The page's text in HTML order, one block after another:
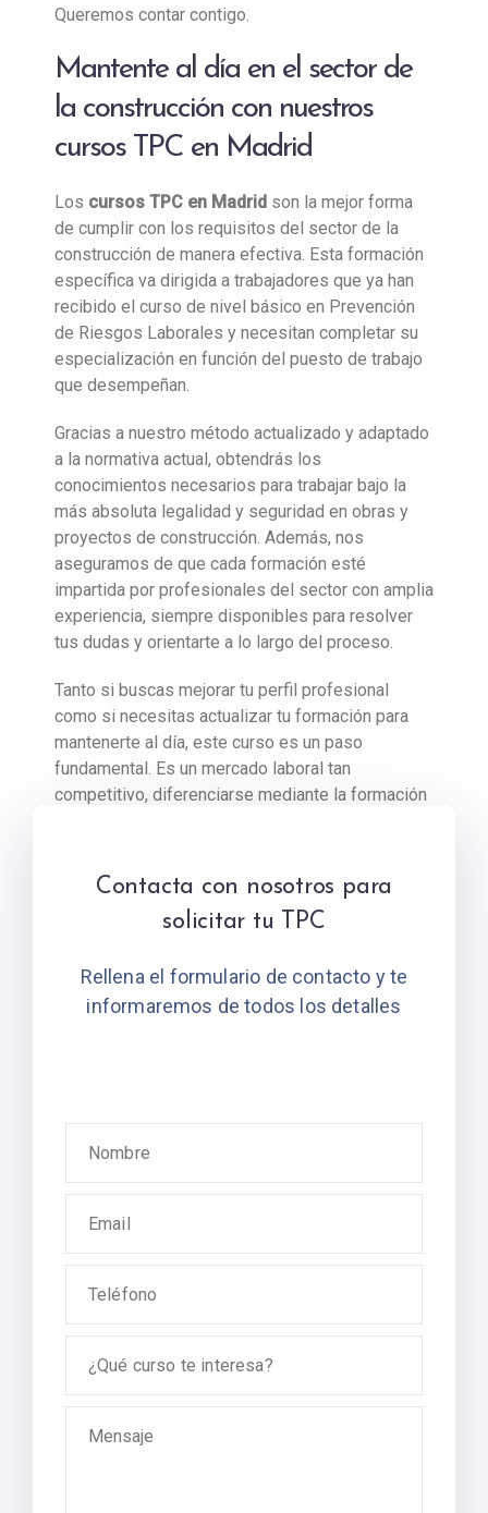
Queremos contar contigo.
Mantente al día en el sector de
la construcción con nuestros
cursos TPC en Madrid
Los cursos TPC en Madrid son la mejor forma
de cumplir con los requisitos del sector de la
construcción de manera efectiva. Esta formación
específica va dirigida a trabajadores que ya han
recibido el curso de nivel básico en Prevención
de Riesgos Laborales y necesitan completar su
especialización en función del puesto de trabajo
que desempeñan.
Gracias a nuestro método actualizado y adaptado
a la normativa actual, obtendrás los
conocimientos necesarios para trabajar bajo la
más absoluta legalidad y seguridad en obras y
proyectos de construcción. Además, nos
aseguramos de que cada formación esté
impartida por profesionales del sector con amplia
experiencia, siempre disponibles para resolver
tus dudas y orientarte a lo largo del proceso.
Tanto si buscas mejorar tu perfil profesional
como si necesitas actualizar tu formación para
mantenerte al día, este curso es un paso
fundamental. Es un mercado laboral tan
competitivo, diferenciarse mediante la formación
formación en nuestros
cursos TPC en Madrid
Contacta con nosotros para
solicitar tu TPC
Rellena el formulario de contacto y te
informaremos de todos los detalles